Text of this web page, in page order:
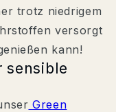
trotz niedrigem
versorgt
kann!
sensible
Green